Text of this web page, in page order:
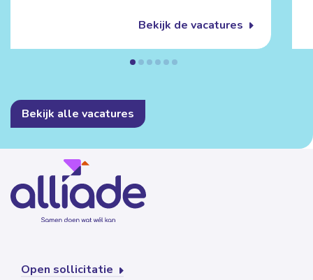
Bekijk de vacatures
Bekijk alle vacatures
Open sollicitatie